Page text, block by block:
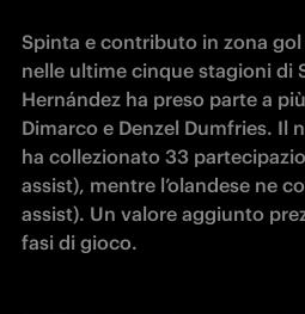
Spinta e contributo in zona
nelle ultime cinque stagioni di
Hernández ha preso parte a
Dimarco e Denzel Dumfries. Il
ha collezionato 33
assist), mentre l’olandese ne
assist). Un valore aggiunto
fasi di gioco.